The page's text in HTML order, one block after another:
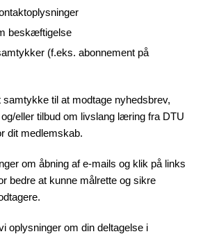
beskæftigelse
(f.eks. abonnement på
til at modtage nyhedsbrev,
eller tilbud om livslang læring fra DTU
dit medlemskab.
om åbning af e-mails og klik på links
bedre at kunne målrette og sikre
oplysninger om din deltagelse i